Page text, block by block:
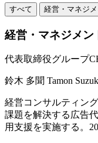
すべて 経営・マネジメ
経営・マネジメン
代表取締役グループ
鈴木 多聞 Tamon
経営コンサルティン
課題を解決する広告
用支援を実施する。